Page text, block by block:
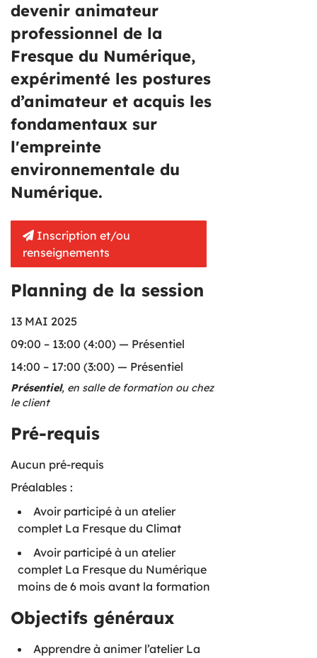
devenir animateur
professionnel de la
Fresque du Numérique,
expérimenté les postures
d’animateur et acquis les
fondamentaux sur
l'empreinte
environnementale du
Numérique.
Inscription et/ou
renseignements
Planning de la session
13 MAI 2025
09:00 – 13:00 (4:00) — Présentiel
14:00 – 17:00 (3:00) — Présentiel
Présentiel, en salle de formation ou chez
le client
Pré-requis
Aucun pré-requis
Préalables :
Avoir participé à un atelier
complet La Fresque du Climat
Avoir participé à un atelier
complet La Fresque du Numérique
moins de 6 mois avant la formation
Objectifs généraux
Apprendre à animer l’atelier La